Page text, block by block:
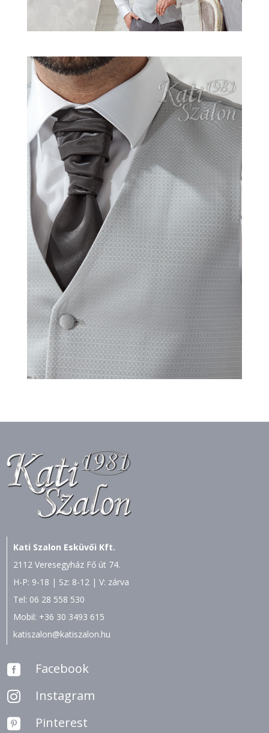
Kati Szalon Esküvői Kft.
2112 Veresegyház Fő út 74.
H-P: 9-18 | Sz: 8-12 | V: zárva
Tel: 06 28 558 530
Mobil: +36 30 3493 615
katiszalon@katiszalon.hu
 Facebook
 Instagram
 Pinterest